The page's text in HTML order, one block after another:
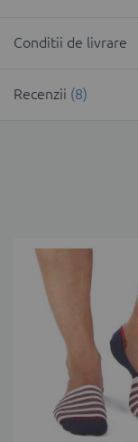
Conditii de livrare
Recenzii 8